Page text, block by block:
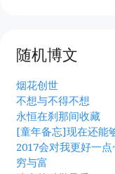
随机博文
烟花创世
不想与不得不想
永恒在刹那间收藏
[童年备忘]现在还能
2017会对我更好一点
穷与富